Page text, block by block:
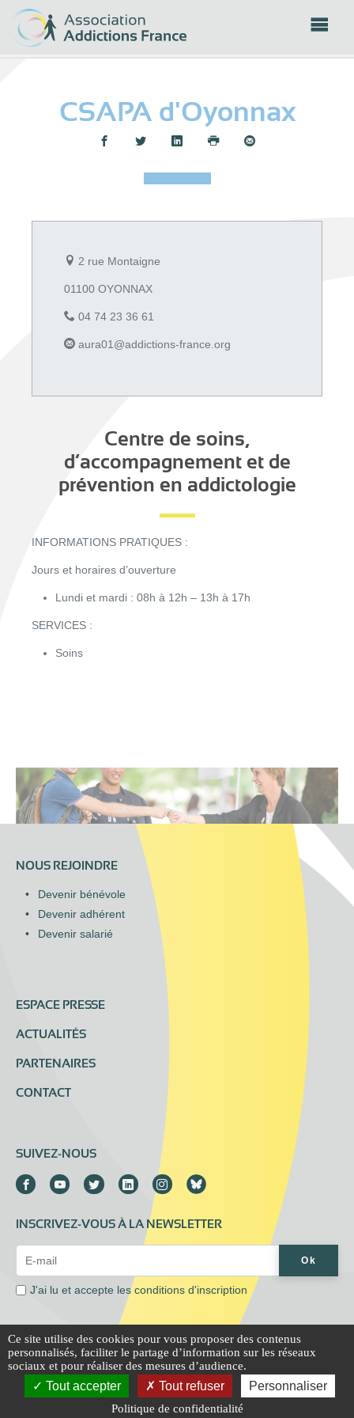
CSAPA d'Oyonnax
Partager :
2 rue Montaigne
01100 OYONNAX
04 74 23 36 61
aura01@addictions-france.org
Centre de soins,
d’accompagnement et de
prévention en addictologie
INFORMATIONS PRATIQUES :
Jours et horaires d’ouverture
Lundi et mardi : 08h à 12h – 13h à 17h
SERVICES :
Soins
NOUS REJOINDRE
Devenir bénévole
Devenir adhérent
Devenir salarié
ESPACE PRESSE
ACTUALITÉS
PARTENAIRES
CONTACT
SUIVEZ-NOUS
INSCRIVEZ-VOUS À LA NEWSLETTER
Ok
J'ai lu et accepte lesconditions d'inscription
Mentions légales Extranet
© All rights reserved, Association Addictions France, 2020-2021
Panneau de gestion des cookies
Ce site utilise des cookies pour vous proposer des contenus
personnalisés, faciliter le partage d’information sur les réseaux
sociaux et pour réaliser des mesures d’audience.
Tout accepter Tout refuser Personnaliser
Politique de confidentialité